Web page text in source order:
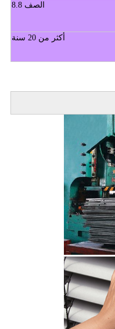
الصف 8.8
أكثر من 20 سنة